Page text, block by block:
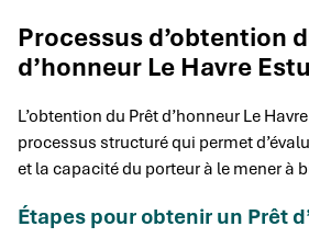
Processus d’obtention
d’honneur Le Havre
L’obtention du Prêt d’honneur Le
processus structuré qui permet
et la capacité du porteur à le mener à
Étapes pour obtenir un Prêt